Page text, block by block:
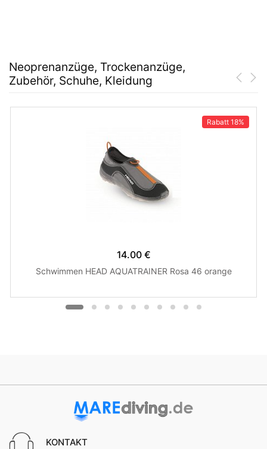
Neoprenanzüge, Trockenanzüge,
Zubehör, Schuhe, Kleidung
Rabatt 18%
14.00 €
Schwimmen HEAD AQUATRAINER Rosa 46 orange
KONTAKT